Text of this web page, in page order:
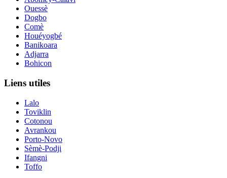
Ouessè
Dogbo
Comè
Houéyogbé
Banikoara
Adjarra
Bohicon
Liens utiles
Lalo
Toviklin
Cotonou
Avrankou
Porto-Novo
Sèmè-Podji
Ifangni
Toffo